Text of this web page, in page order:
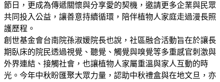
節日，更成為傳遞關懷與分享愛的契機，邀請更多企業與民眾
共同投入公益，讓善意持續循環，陪伴植物人家庭走過漫長照
護歷程。
創世基金會台南院孫淑媛院長也說，社區融合活動旨在於讓長
期臥床的院民透過視覺、聽覺、觸覺與嗅覺等多重感官刺激與
外界連結、接觸社會，也讓植物人家屬重溫與家人互動的時
光。今年中秋盼匯聚大眾力量，認助中秋禮盒與在地文旦，亦